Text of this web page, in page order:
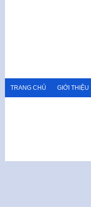
TRANG CHỦ GIỚI THIỆU